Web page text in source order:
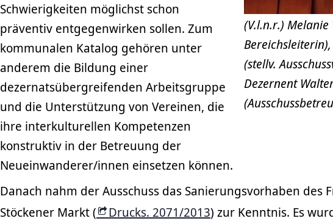
(V.l.n.r.)
(stellv.
Dezernent
Schwierigkeiten möglichst schon
präventiv entgegenwirken sollen. Zum
kommunalen Katalog gehören unter
anderem die Bildung einer
dezernatsübergreifenden Arbeitsgruppe
und die Unterstützung von Vereinen, die
ihre interkulturellen Kompetenzen
konstruktiv in der Betreuung der
Neueinwanderer/innen einsetzen können.
Danach nahm der Ausschuss das Sanierungsvorhaben des
Stöckener Markt (
Drucks. 2071/2013) zur Kenntnis. Es